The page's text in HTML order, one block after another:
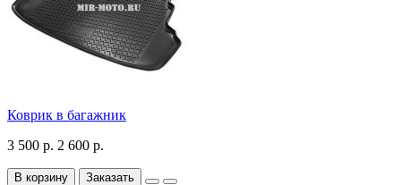
Коврик в багажник
3 500 р. 2 600 р.
В корзину Заказать